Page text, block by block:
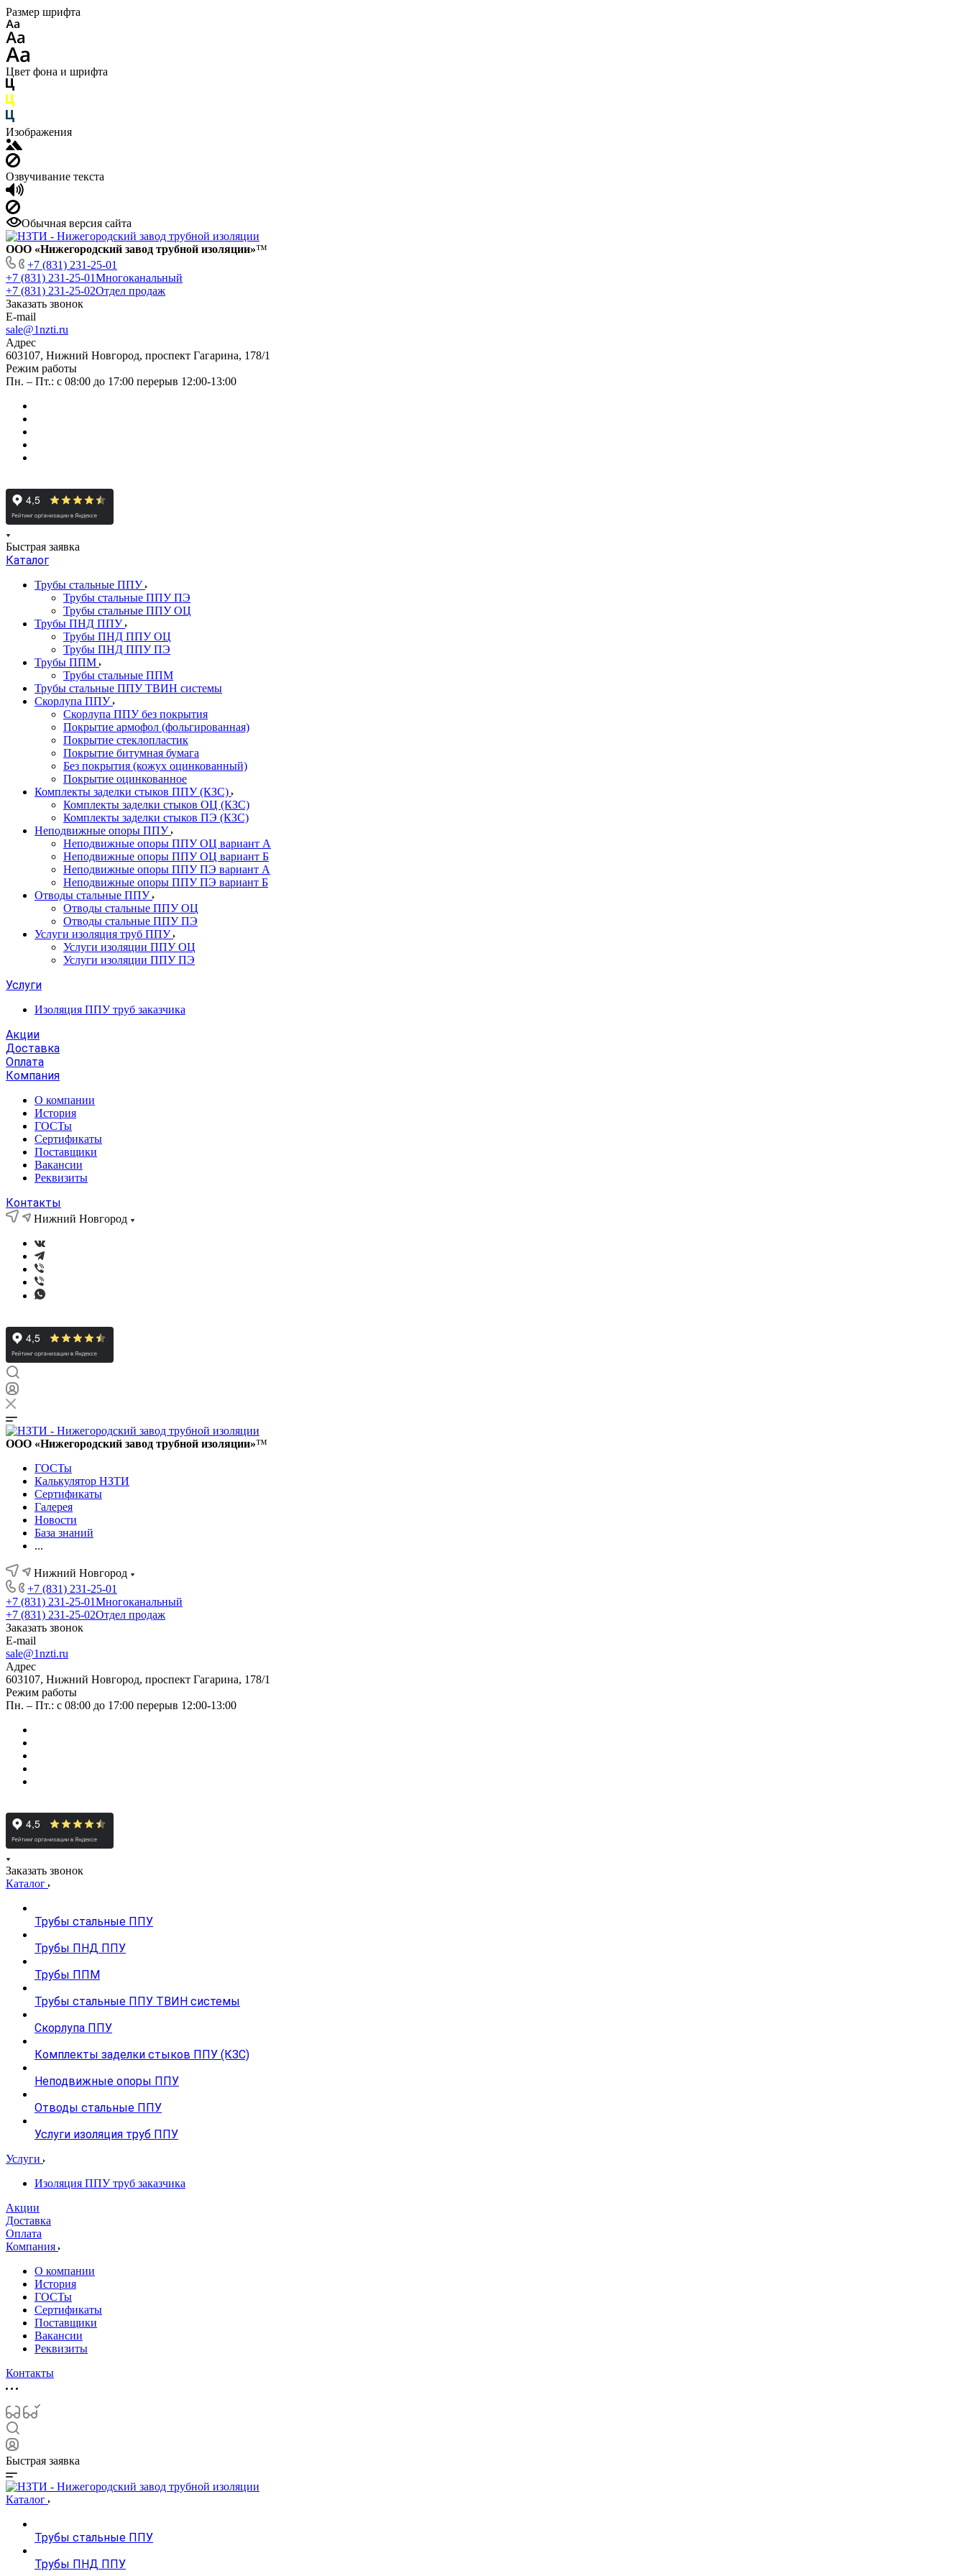
Размер шрифта
Цвет фона и шрифта
Изображения
Озвучивание текста
Обычная версия сайта
ООО «Нижегородский завод трубной изоляции»™
+7 (831) 231-25-01
+7 (831) 231-25-01Многоканальный
+7 (831) 231-25-02Отдел продаж
Заказать звонок
E-mail
sale@1nzti.ru
Адрес
603107, Нижний Новгород, проспект Гагарина, 178/1
Режим работы
Пн. – Пт.: с 08:00 до 17:00 перерыв 12:00-13:00
Быстрая заявка
Каталог
Трубы стальные ППУ
Трубы стальные ППУ ПЭ
Трубы стальные ППУ ОЦ
Трубы ПНД ППУ
Трубы ПНД ППУ ОЦ
Трубы ПНД ППУ ПЭ
Трубы ППМ
Трубы стальные ППМ
Трубы стальные ППУ ТВИН системы
Скорлупа ППУ
Скорлупа ППУ без покрытия
Покрытие армофол (фольгированная)
Покрытие стеклопластик
Покрытие битумная бумага
Без покрытия (кожух оцинкованный)
Покрытие оцинкованное
Комплекты заделки стыков ППУ (КЗС)
Комплекты заделки стыков ОЦ (КЗС)
Комплекты заделки стыков ПЭ (КЗС)
Неподвижные опоры ППУ
Неподвижные опоры ППУ ОЦ вариант А
Неподвижные опоры ППУ ОЦ вариант Б
Неподвижные опоры ППУ ПЭ вариант А
Неподвижные опоры ППУ ПЭ вариант Б
Отводы стальные ППУ
Отводы стальные ППУ ОЦ
Отводы стальные ППУ ПЭ
Услуги изоляция труб ППУ
Услуги изоляции ППУ ОЦ
Услуги изоляции ППУ ПЭ
Услуги
Изоляция ППУ труб заказчика
Акции
Доставка
Оплата
Компания
О компании
История
ГОСТы
Сертификаты
Поставщики
Вакансии
Реквизиты
Контакты
Нижний Новгород
ООО «Нижегородский завод трубной изоляции»™
ГОСТы
Калькулятор НЗТИ
Сертификаты
Галерея
Новости
База знаний
...
Нижний Новгород
+7 (831) 231-25-01
+7 (831) 231-25-01Многоканальный
+7 (831) 231-25-02Отдел продаж
Заказать звонок
E-mail
sale@1nzti.ru
Адрес
603107, Нижний Новгород, проспект Гагарина, 178/1
Режим работы
Пн. – Пт.: с 08:00 до 17:00 перерыв 12:00-13:00
Заказать звонок
Каталог
Трубы стальные ППУ
Трубы ПНД ППУ
Трубы ППМ
Трубы стальные ППУ ТВИН системы
Скорлупа ППУ
Комплекты заделки стыков ППУ (КЗС)
Неподвижные опоры ППУ
Отводы стальные ППУ
Услуги изоляция труб ППУ
Услуги
Изоляция ППУ труб заказчика
Акции
Доставка
Оплата
Компания
О компании
История
ГОСТы
Сертификаты
Поставщики
Вакансии
Реквизиты
Контакты
Быстрая заявка
Каталог
Трубы стальные ППУ
Трубы ПНД ППУ